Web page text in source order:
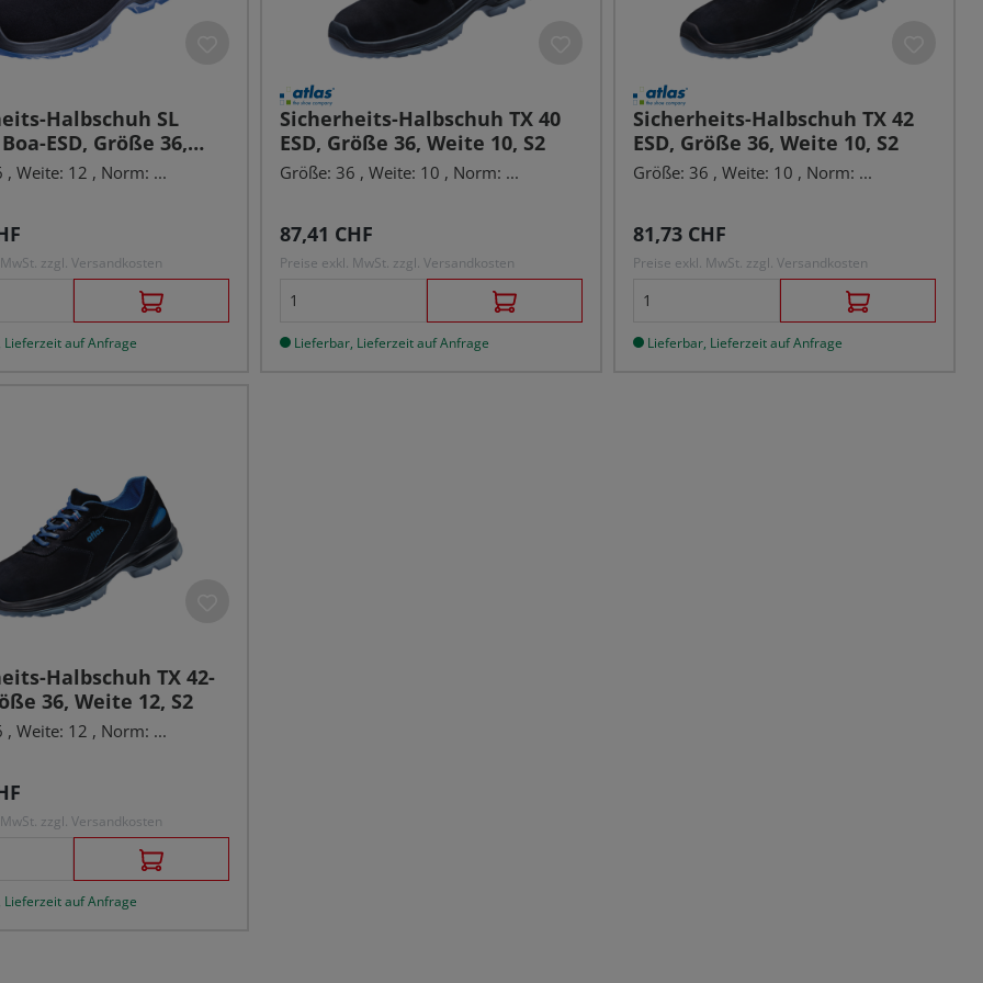
Halbschuh SL
ESD, Größe 36,
S1P
, Weite: 12 , Norm: ...
Preis:
zzgl. Versandkosten
auf Anfrage
Sicherheits-Halbschuh TX 40
ESD, Größe 36, Weite 10, S2
Größe: 36 , Weite: 10 , Norm: ...
Regulärer Preis:
87,41 CHF
Preise exkl. MwSt. zzgl. Versandkosten
Lieferbar, Lieferzeit auf Anfrage
Sicherheits-Halbschuh TX 42
ESD, Größe 36, Weite 10, S2
Größe: 36 , Weite: 10 , Norm: ...
Regulärer Preis:
81,73 CHF
Preise exkl. MwSt. zzgl. Versandkosten
Lieferbar, Lieferzeit auf Anfrage
Halbschuh TX 42-
36, Weite 12, S2
, Weite: 12 , Norm: ...
Preis:
zzgl. Versandkosten
auf Anfrage